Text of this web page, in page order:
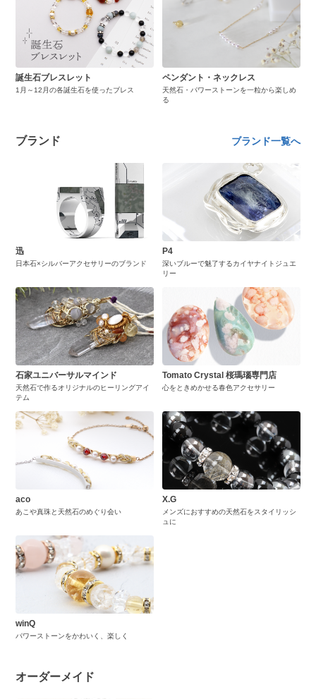
誕生石ブレスレット
1月～12月の各誕生石を使ったブレス
ペンダント・ネックレス
天然石・パワーストーンを一粒から楽しめ
る
ブランド ブランド一覧へ
迅
日本石×シルバーアクセサリーのブランド
P4
深いブルーで魅了するカイヤナイトジュエ
リー
石家ユニバーサルマインド
天然石で作るオリジナルのヒーリングアイ
テム
Tomato Crystal 桜瑪瑙専門店
心をときめかせる春色アクセサリー
aco
あこや真珠と天然石のめぐり会い
X.G
メンズにおすすめの天然石をスタイリッシ
ュに
winQ
パワーストーンをかわいく、楽しく
オーダーメイド